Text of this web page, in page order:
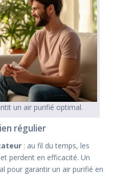
un air purifié optimal.
régulier
: au fil du temps, les
perdent en efficacité. Un
pour garantir un air purifié en